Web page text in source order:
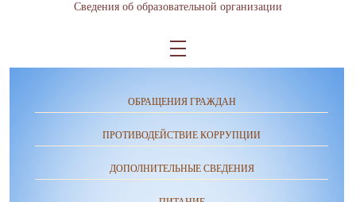
ОБРАЩЕНИЯ ГРАЖДАН
ПРОТИВОДЕЙСТВИЕ КОРРУПЦИИ
ДОПОЛНИТЕЛЬНЫЕ СВЕДЕНИЯ
Сведения об образовательной организации